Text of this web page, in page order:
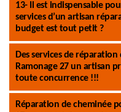
13- Il est indispensable
services d’un artisan
budget est tout petit ?
Des services de réparation
Ramonage 27 un artisan
toute concurrence !!!
Réparation de cheminée